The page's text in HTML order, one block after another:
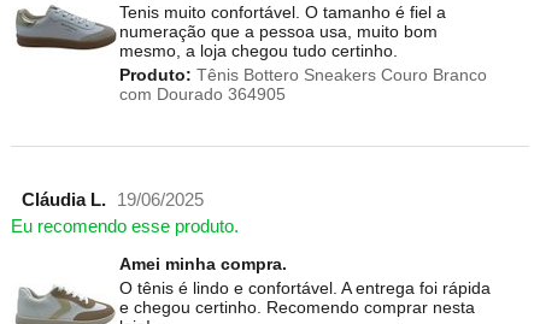
Tenis muito confortável. O tamanho é fiel a
numeração que a pessoa usa, muito bom
mesmo, a loja chegou tudo certinho.
Produto: Tênis Bottero Sneakers Couro Branco
com Dourado 364905
Cláudia L.
19/06/2025
Eu recomendo esse produto.
Amei minha compra.
O tênis é lindo e confortável. A entrega foi rápida
e chegou certinho. Recomendo comprar nesta